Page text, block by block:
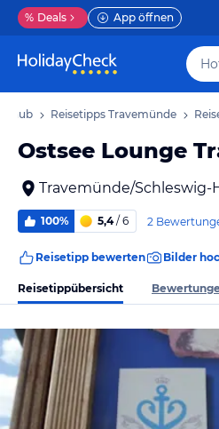
% Deals App öffnen
Reisetipps Travemünde
Ostsee Lounge
Travemünde/Schleswig-
100% 5,4/ 6 2
Reisetipp bewerten Bilder
Reisetippübersicht